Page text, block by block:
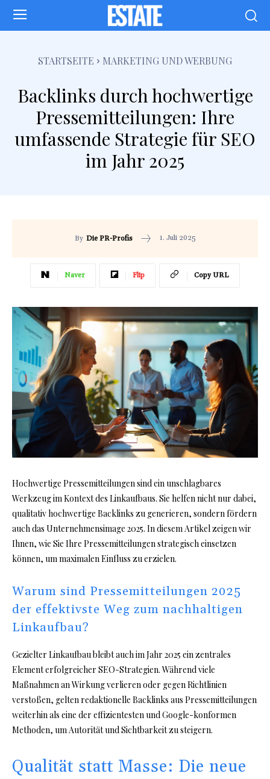
STARTSEITE MARKETING UND WERBUNG
Backlinks durch hochwertige
Pressemitteilungen: Ihre
umfassende Strategie für SEO
im Jahr 2025
By Die PR-Profis 1. Juli 2025
Naver Flip Copy URL
Hochwertige Pressemitteilungen sind ein unschlagbares
Werkzeug im Kontext des Linkaufbaus. Sie helfen nicht nur dabei,
qualitativ hochwertige Backlinks zu generieren, sondern fördern
auch das Unternehmensimage 2025. In diesem Artikel zeigen wir
Ihnen, wie Sie Ihre Pressemitteilungen strategisch einsetzen
können, um maximalen Einfluss zu erzielen.
Warum sind Pressemitteilungen 2025
der effektivste Weg zum nachhaltigen
Linkaufbau?
Gezielter Linkaufbau bleibt auch im Jahr 2025 ein zentrales
Element erfolgreicher SEO-Strategien. Während viele
Maßnahmen an Wirkung verlieren oder gegen Richtlinien
verstoßen, gelten redaktionelle Backlinks aus Pressemitteilungen
weiterhin als eine der effizientesten und Google-konformen
Methoden, um Autorität und Sichtbarkeit zu steigern.
Qualität statt Masse: Die neue